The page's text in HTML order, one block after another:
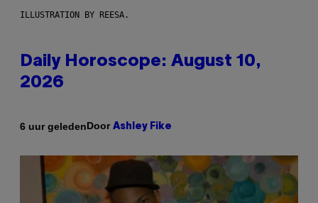
ILLUSTRATION BY REESA.
Daily Horoscope: August 10,
2026
6 uur geledenDoor Ashley Fike